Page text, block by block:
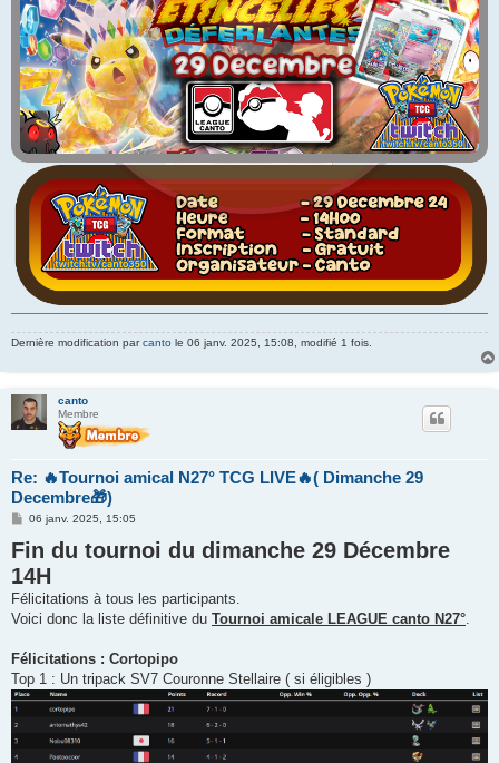
Dernière modification parcanto le 06 janv. 2025, 15:08, modifié 1 fois.
canto
Membre
Re: 🔥Tournoi amical N27° TCG LIVE🔥( Dimanche 29
Decembre🎁)
M
s
s
a
g
e
06 janv. 2025, 15:05
Fin du tournoi du dimanche 29 Décembre
14H
Félicitations à tous les participants.
Voici donc la liste définitive du Tournoi amicale LEAGUE canto N27°.
Félicitations : Cortopipo
Top 1 : Un tripack SV7 Couronne Stellaire ( si éligibles )